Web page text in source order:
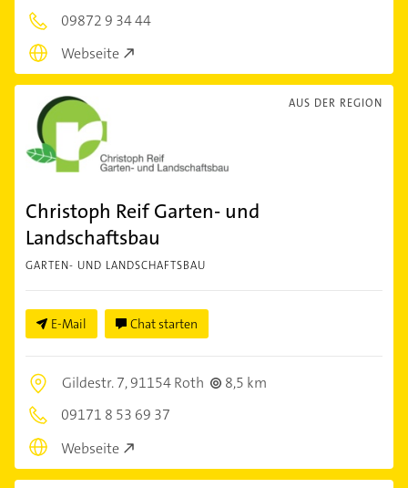
09872 9 34 44
Webseite
AUS DER REGION
Christoph Reif Garten- und
Landschaftsbau
GARTEN- UND LANDSCHAFTSBAU
E-Mail Chat starten
Gildestr. 7,91154 Roth
8,5 km
09171 8 53 69 37
Webseite